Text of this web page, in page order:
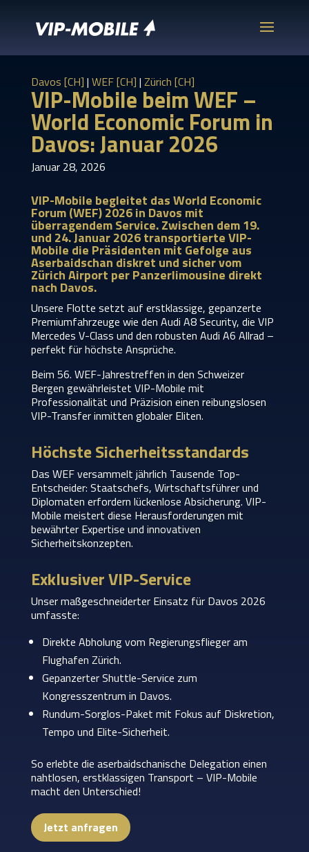
Davos [CH] | WEF [CH] | Zürich [CH]
VIP-Mobile beim WEF –
World Economic Forum in
Davos: Januar 2026
Januar 28, 2026
VIP-Mobile begleitet das World Economic
Forum (WEF) 2026 in Davos mit
überragendem Service. Zwischen dem 19.
und 24. Januar 2026 transportierte VIP-
Mobile die Präsidenten mit Gefolge aus
Aserbaidschan diskret und sicher vom
Zürich Airport per Panzerlimousine direkt
nach Davos.
Unsere Flotte setzt auf erstklassige, gepanzerte
Premiumfahrzeuge wie den Audi A8 Security, die VIP
Mercedes V-Class und den robusten Audi A6 Allrad –
perfekt für höchste Ansprüche.
Beim 56. WEF-Jahrestreffen in den Schweizer
Bergen gewährleistet VIP-Mobile mit
Professionalität und Präzision einen reibungslosen
VIP-Transfer inmitten globaler Eliten.
Höchste Sicherheitsstandards
Das WEF versammelt jährlich Tausende Top-
Entscheider: Staatschefs, Wirtschaftsführer und
Diplomaten erfordern lückenlose Absicherung. VIP-
Mobile meistert diese Herausforderungen mit
bewährter Expertise und innovativen
Sicherheitskonzepten.
Exklusiver VIP-Service
Unser maßgeschneiderter Einsatz für Davos 2026
umfasste:
Direkte Abholung vom Regierungsflieger am
Flughafen Zürich.
Gepanzerter Shuttle-Service zum
Kongresszentrum in Davos.
Rundum-Sorglos-Paket mit Fokus auf Diskretion,
Tempo und Elite-Sicherheit.
So erlebte die aserbaidschanische Delegation einen
nahtlosen, erstklassigen Transport – VIP-Mobile
macht den Unterschied!
Jetzt anfragen